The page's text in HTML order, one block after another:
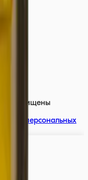
защищены
персональных